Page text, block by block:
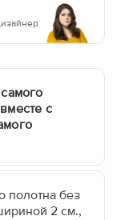
с
полотна без
2 см.,